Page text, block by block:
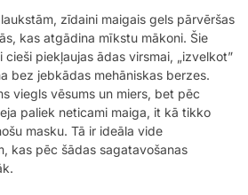
zīdaini maigais gels pārvēršas
kas atgādina mīkstu mākoni. Šie
piekļaujas ādas virsmai, „izvelkot”
bez jebkādas mehāniskas berzes.
viegls vēsums un miers, bet pēc
paliek neticami maiga, it kā tikko
masku. Tā ir ideāla vide
kas pēc šādas sagatavošanas